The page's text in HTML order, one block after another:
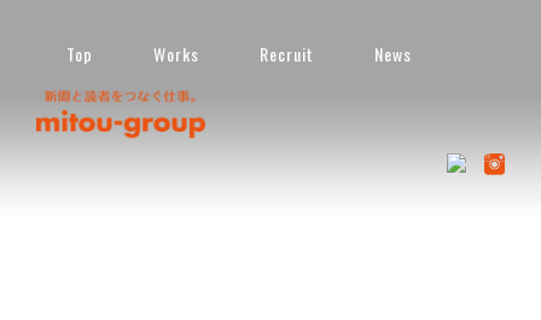
Top Works Recruit News